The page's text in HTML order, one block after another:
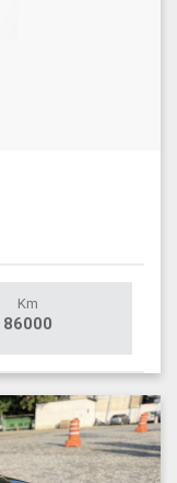
Km
86000